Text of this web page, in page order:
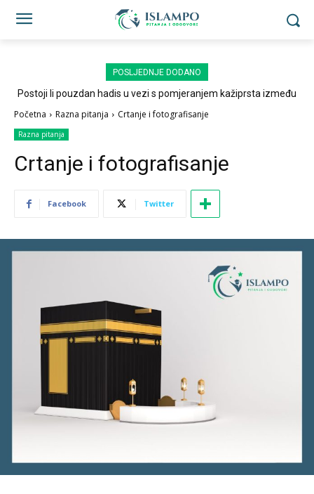
POSLJEDNJE DODANO
Postoji li pouzdan hadis u vezi s pomjeranjem kažiprsta između
Početna Razna pitanja Crtanje i fotografisanje
Razna pitanja
Crtanje i fotografisanje
Facebook Twitter